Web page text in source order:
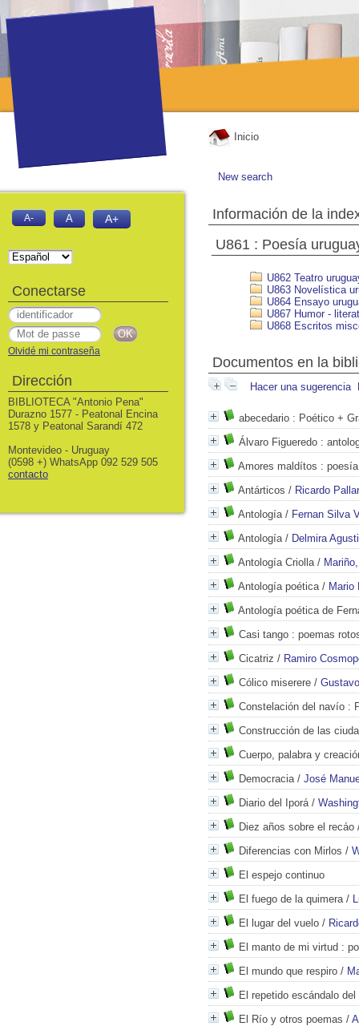
Inicio
New search
Información de la
U861 : Poesía
U862 Teatro
U863 Novelística
U864 Ensayo
U867 Humor -
U868 Escritos
Documentos en la
Hacer una sugerencia
abecedario : Poético +
Álvaro Figueredo :
Amores maldítos :
Antárticos / Ricardo
Antología/ Fernan Silva
Antología/ Delmira
Antología Criolla/
Antología poética/ Mario
Antología poética de
Casi tango : poemas
Cicatriz / Ramiro
Cólico miserere /
Constelación del navío :
Construcción de las
Cuerpo, palabra y
Democracia/ José
Diario del Iporá/
Diez años sobre el recáo
Diferencias con Mirlos /
El espejo continuo
El fuego de la quimera/
El lugar del vuelo /
El manto de mi virtud :
El mundo que respiro /
El repetido escándalo del
El Río y otros poemas /
A- A A+
Conectarse
Olvidé mi contraseña
Dirección
BIBLIOTECA "Antonio Pena"
Durazno 1577 - Peatonal Encina
1578 y Peatonal Sarandí 472
Montevideo - Uruguay
(0598 +) WhatsApp 092 529 505
contacto